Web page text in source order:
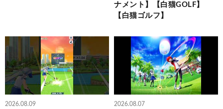
ナメント】【白猫GOLF】
【白猫ゴルフ】
2026.08.09 2026.08.07